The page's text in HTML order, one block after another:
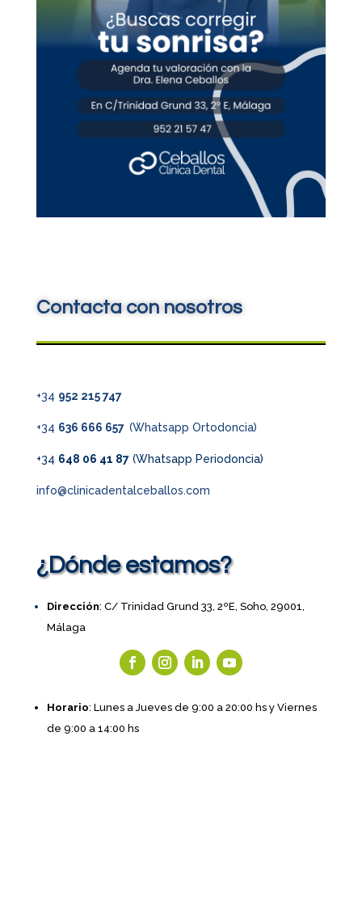
Contacta con nosotros
+34 952 215 747
+34 636 666 657 (Whatsapp Ortodoncia)
+34 648 06 41 87(Whatsapp Periodoncia)
info@clinicadentalceballos.com
¿Dónde estamos?
Dirección: C/ Trinidad Grund 33, 2ºE, Soho, 29001,
Málaga
Horario: Lunes a Jueves de 9:00 a 20:00 hs y Viernes
de 9:00 a 14:00 hs